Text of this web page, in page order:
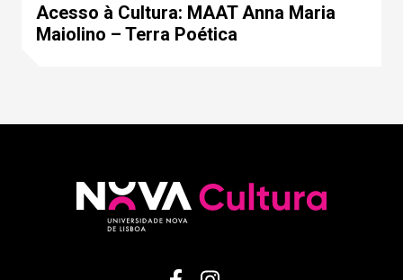
Acesso à Cultura: MAAT Anna Maria
Maiolino – Terra Poética